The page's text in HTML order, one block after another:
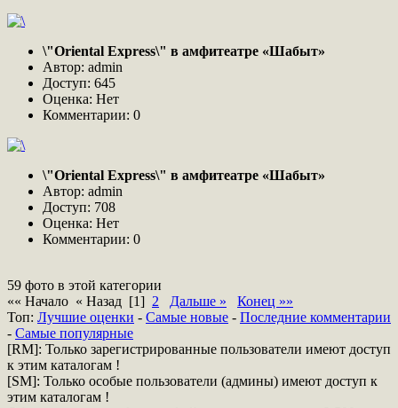
\"Oriental Express\" в амфитеатре «Шабыт»
Автор: admin
Доступ: 645
Оценка: Нет
Комментарии: 0
\"Oriental Express\" в амфитеатре «Шабыт»
Автор: admin
Доступ: 708
Оценка: Нет
Комментарии: 0
59 фото в этой категории
«« Начало « Назад [1] 2 Дальше »
Конец »»
Топ: Лучшие оценки - Самые новые - Последние комментарии
- Самые популярные
[RM]: Только зарегистрированные пользователи имеют доступ
к этим каталогам !
[SM]: Только особые пользователи (админы) имеют доступ к
этим каталогам !